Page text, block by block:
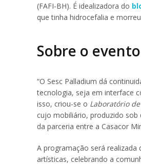
(FAFI-BH). É idealizadora do
que tinha hidrocefalia e
Sobre o evento
“O Sesc Palladium dá
tecnologia, seja em interface
isso, criou-se o Laboratório
cujo mobiliário, produzido
da parceria entre a Casacor
A programação será realizada
artísticas, celebrando a